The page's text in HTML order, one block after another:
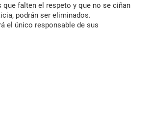
falten el respeto y que no se ciñan
podrán ser eliminados.
el único responsable de sus